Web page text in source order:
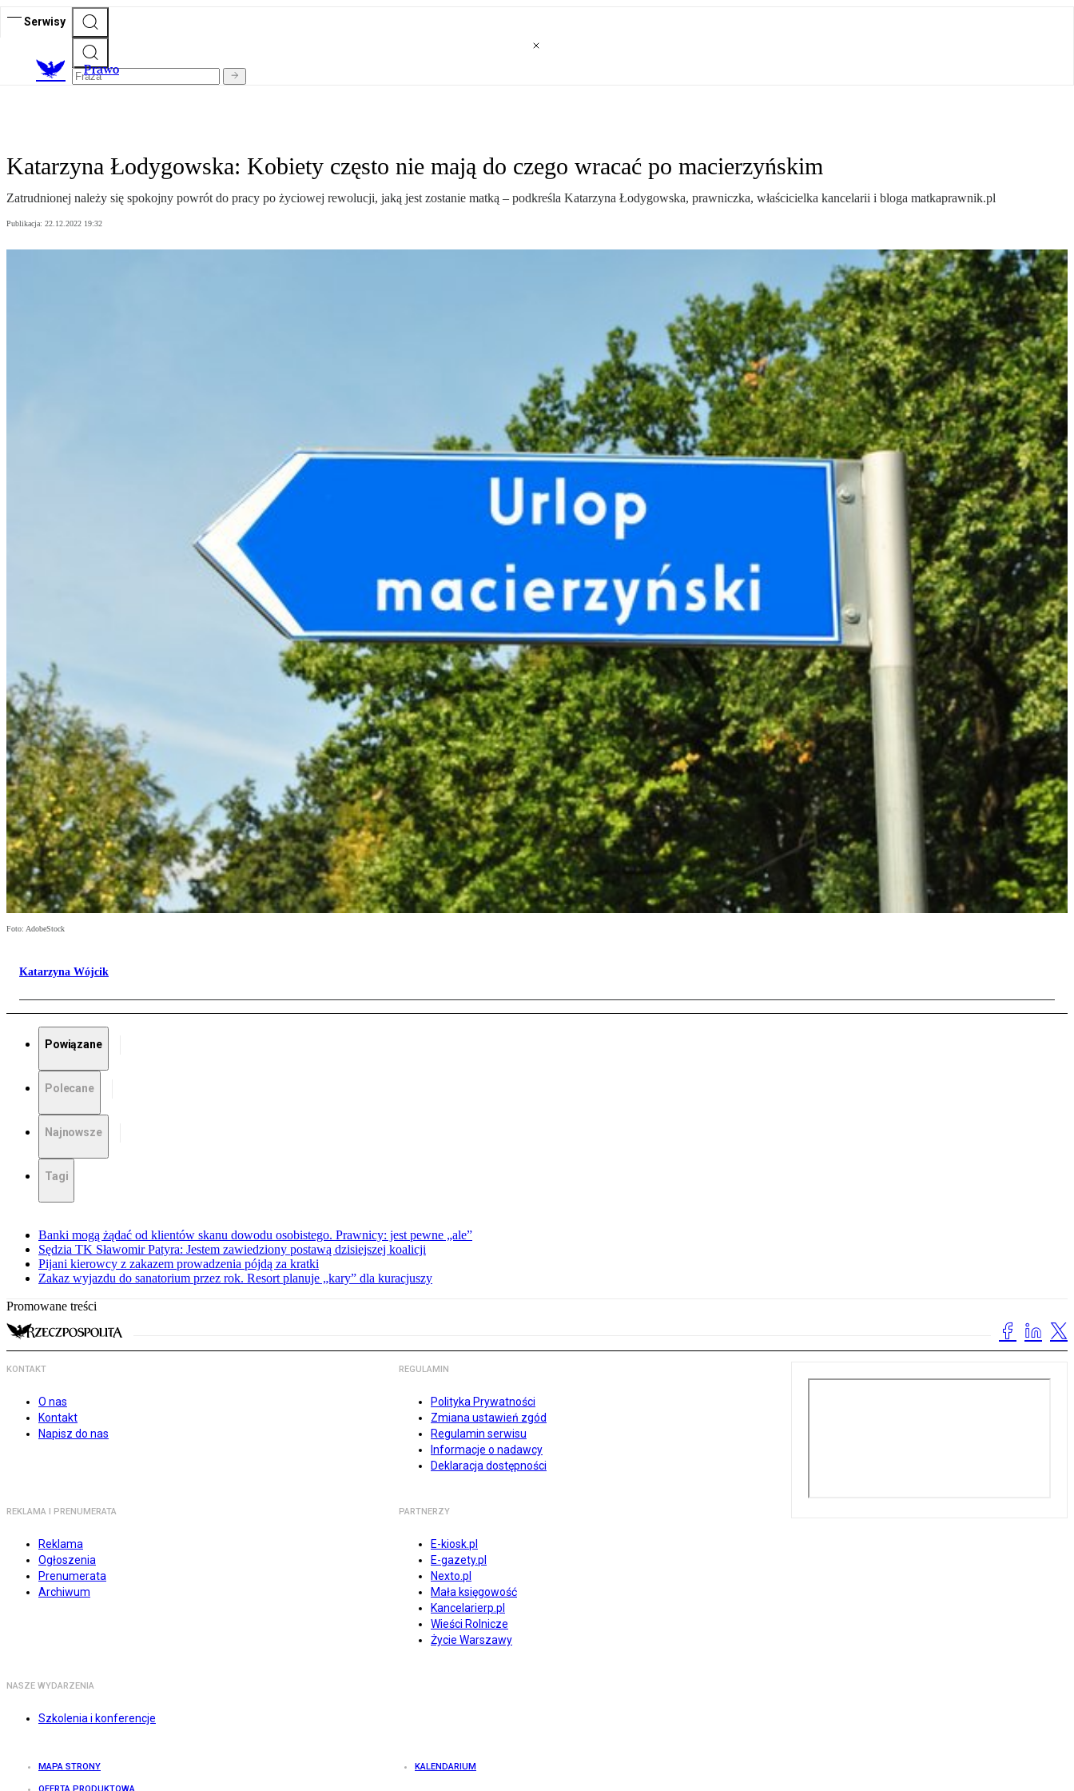
Serwisy
Prawo
Katarzyna Łodygowska: Kobiety często nie mają do czego wracać po macierzyńskim
Zatrudnionej należy się spokojny powrót do pracy po życiowej rewolucji, jaką jest zostanie matką – podkreśla Katarzyna Łodygowska, prawniczka, właścicielka kancelarii i bloga matkaprawnik.pl
Publikacja: 22.12.2022 19:32
Foto: AdobeStock
Katarzyna Wójcik
Powiązane
Polecane
Najnowsze
Tagi
Banki mogą żądać od klientów skanu dowodu osobistego. Prawnicy: jest pewne „ale”
Sędzia TK Sławomir Patyra: Jestem zawiedziony postawą dzisiejszej koalicji
Pijani kierowcy z zakazem prowadzenia pójdą za kratki
Zakaz wyjazdu do sanatorium przez rok. Resort planuje „kary” dla kuracjuszy
Promowane treści
KONTAKT
O nas
Kontakt
Napisz do nas
REGULAMIN
Polityka Prywatności
Zmiana ustawień zgód
Regulamin serwisu
Informacje o nadawcy
Deklaracja dostępności
REKLAMA I PRENUMERATA
Reklama
Ogłoszenia
Prenumerata
Archiwum
PARTNERZY
E-kiosk.pl
E-gazety.pl
Nexto.pl
Mała księgowość
Kancelarierp.pl
Wieści Rolnicze
Życie Warszawy
NASZE WYDARZENIA
Szkolenia i konferencje
MAPA STRONY KALENDARIUM